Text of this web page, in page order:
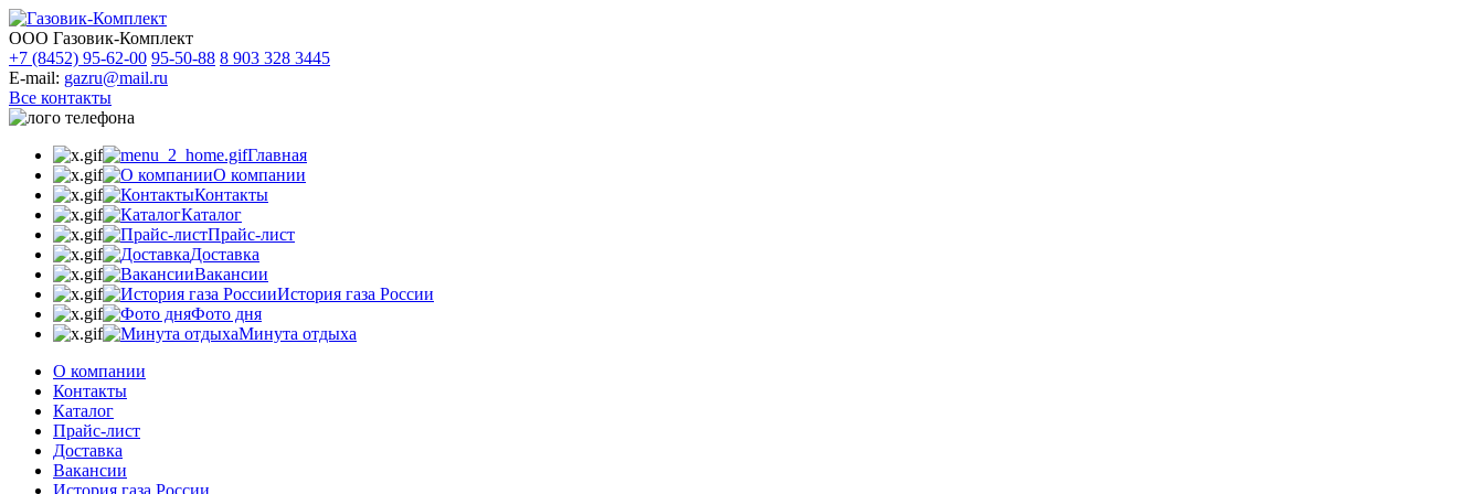
ООО Газовик-Комплект
+7 (8452) 95-62-00 95-50-88 8 903 328 3445
E-mail: gazru@mail.ru
Все контакты
Главная
О компании
Контакты
Каталог
Прайс-лист
Доставка
Вакансии
История газа России
Фото дня
Минута отдыха
О компании
Контакты
Каталог
Прайс-лист
Доставка
Вакансии
История газа России